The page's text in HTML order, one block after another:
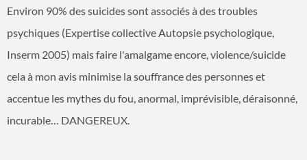
Environ 90% des suicides sont associés à des troubles
psychiques (Expertise collective Autopsie psychologique,
Inserm 2005) mais faire l'amalgame encore, violence/suicide
cela à mon avis minimise la souffrance des personnes et
accentue les mythes du fou, anormal, imprévisible, déraisonné,
incurable… DANGEREUX.